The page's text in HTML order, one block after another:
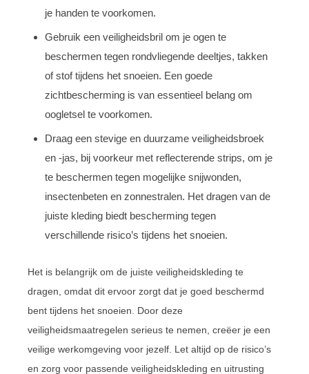
je handen te voorkomen.
Gebruik een veiligheidsbril om je ogen te
beschermen tegen rondvliegende deeltjes, takken
of stof tijdens het snoeien. Een goede
zichtbescherming is van essentieel belang om
oogletsel te voorkomen.
Draag een stevige en duurzame veiligheidsbroek
en -jas, bij voorkeur met reflecterende strips, om je
te beschermen tegen mogelijke snijwonden,
insectenbeten en zonnestralen. Het dragen van de
juiste kleding biedt bescherming tegen
verschillende risico’s tijdens het snoeien.
Het is belangrijk om de juiste veiligheidskleding te
dragen, omdat dit ervoor zorgt dat je goed beschermd
bent tijdens het snoeien. Door deze
veiligheidsmaatregelen serieus te nemen, creëer je een
veilige werkomgeving voor jezelf. Let altijd op de risico’s
en zorg voor passende veiligheidskleding en uitrusting